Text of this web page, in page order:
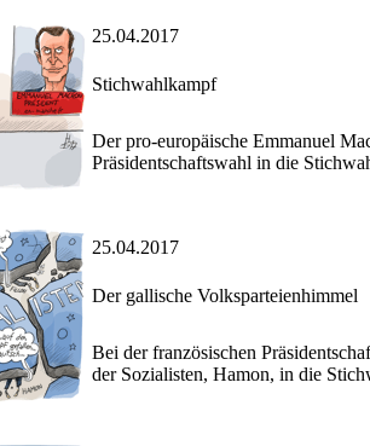
25.04.2017
Stichwahlkampf
Der pro-europäische Emmanuel
Präsidentschaftswahl in die
25.04.2017
Der gallische Volksparteienhimmel
Bei der französischen
der Sozialisten, Hamon, in die